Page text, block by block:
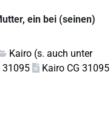
ein bei (seinen)
Kairo (s. auch unter
31095
Kairo CG 31095